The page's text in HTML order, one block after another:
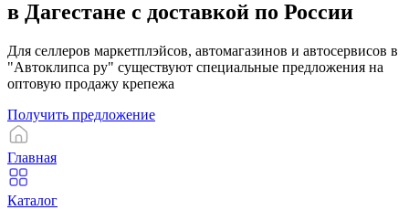
в Дагестане с доставкой по России
Для селлеров маркетплэйсов, автомагазинов и автосервисов в
"Автоклипса ру" существуют специальные предложения на
оптовую продажу крепежа
Получить предложение
Главная
Каталог